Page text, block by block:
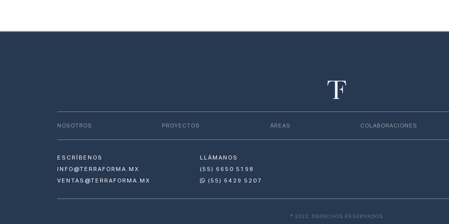
NOSOTROS PROYECTOS ÁREAS COLABORACIONES
ESCRÍBENOS
INFO@TERRAFORMA.MX
VENTAS@TERRAFORMA.MX
LLÁMANOS
(55) 6650 5198
(55) 6429 5207
® 2022, DERECHOS RESERVADOS